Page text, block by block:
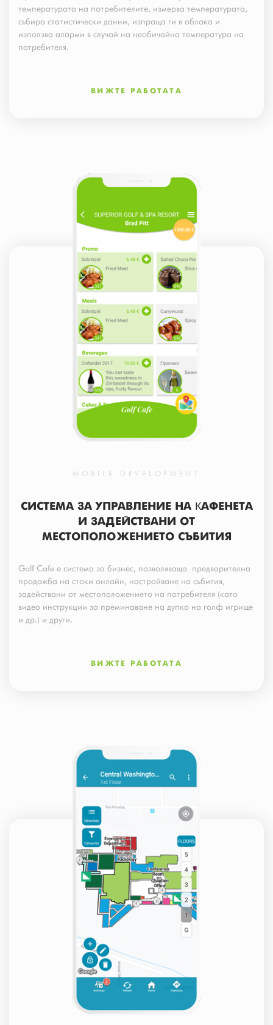
температурата на потребителите, измерва температурата,
събира статистически данни, изпраща ги в облака и
използва аларми в случай на необичайна температура на
потребителя.
ВИЖТЕ РАБОТАТА
MOBILE DEVELOPMENT
СИСТЕМА ЗА УПРАВЛЕНИЕ НА КАФЕНЕТА
И ЗАДЕЙСТВАНИ ОТ
МЕСТОПОЛОЖЕНИЕТО СЪБИТИЯ
Golf Cafe е система за бизнес, позволяваща предварителна
продажба на стоки онлайн, настройване на събития,
задействани от местоположението на потребителя (като
видео инструкции за преминаване на дупка на голф игрище
и др.) и други.
ВИЖТЕ РАБОТАТА